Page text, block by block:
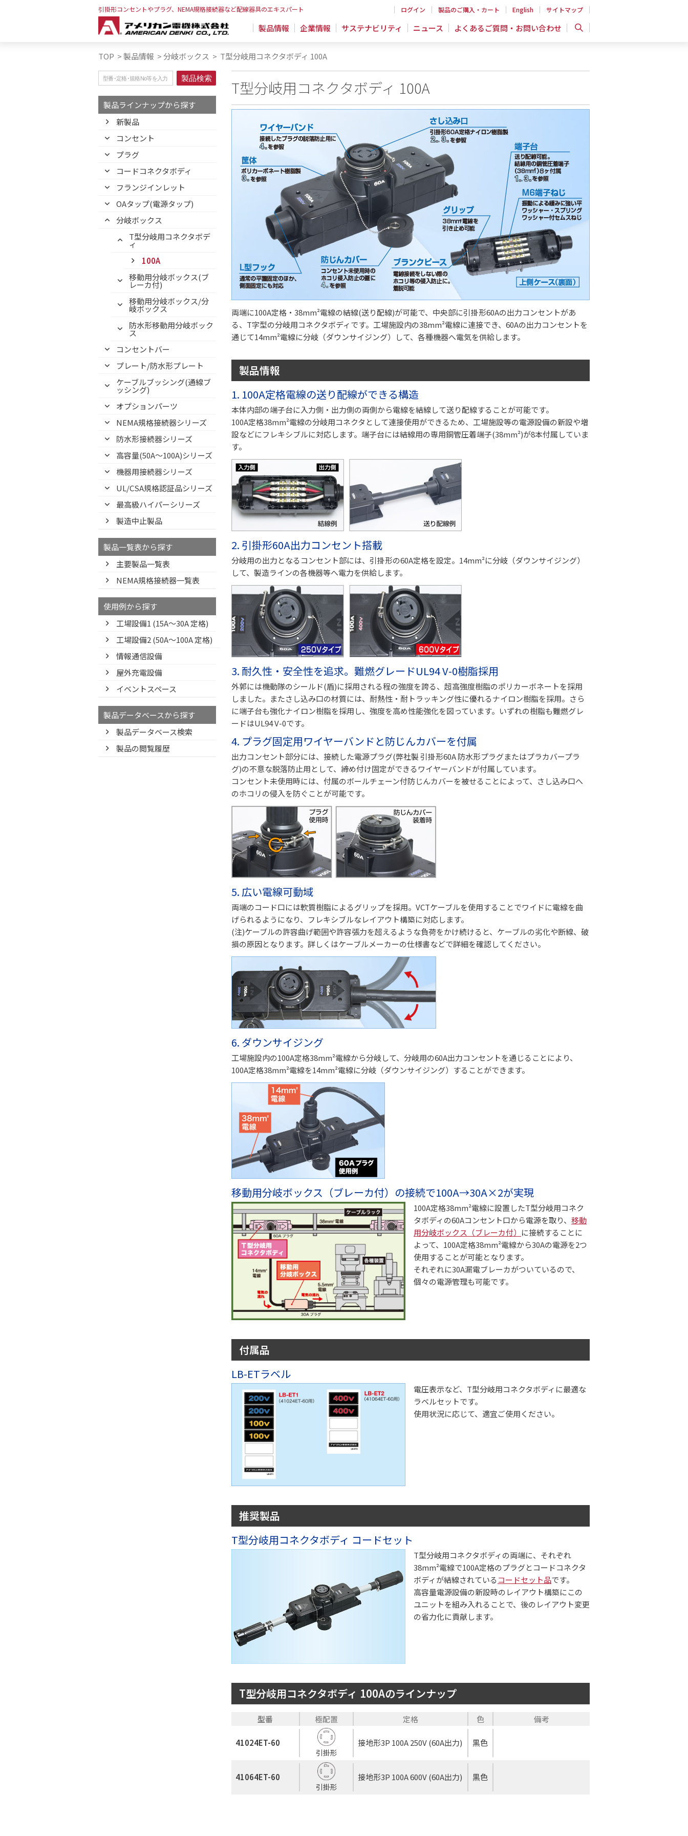
引掛形コンセントやプラグ、NEMA規格接続器など配線器具のエキスパート ログイン 製品のご購入・カート English サイトマップ
製品情報 企業情報 サステナビリティ ニュース よくあるご質問・お問い合わせ
TOP >製品情報 >分岐ボックス > T型分岐用コネクタボディ 100A
製品ラインナップから探す
新製品
コンセント
プラグ
コードコネクタボディ
フランジインレット
OAタップ(電源タップ)
分岐ボックス
T型分岐用コネクタボデ
ィ
100A
移動用分岐ボックス(ブ
レーカ付)
移動用分岐ボックス/分
岐ボックス
防水形移動用分岐ボック
ス
コンセントバー
プレート/防水形プレート
ケーブルブッシング(通線ブ
ッシング)
オプションパーツ
NEMA規格接続器シリーズ
防水形接続器シリーズ
高容量(50A～100A)シリーズ
機器用接続器シリーズ
UL/CSA規格認証品シリーズ
最高級ハイパーシリーズ
製造中止製品
製品一覧表から探す
主要製品一覧表
NEMA規格接続器一覧表
使用例から探す
工場設備1 (15A〜30A 定格)
工場設備2 (50A〜100A 定格)
情報通信設備
屋外充電設備
イベントスペース
製品データベースから探す
製品データベース検索
製品の閲覧履歴
T型分岐用コネクタボディ 100A
両端に100A定格・38mm²電線の結線(送り配線)が可能で、中央部に引掛形60Aの出力コンセントがあ
る、T字型の分岐用コネクタボディです。工場施設内の38mm²電線に連接でき、60Aの出力コンセントを
通じて14mm²電線に分岐（ダウンサイジング）して、各種機器へ電気を供給します。
製品情報
1. 100A定格電線の送り配線ができる構造
本体内部の端子台に入力側・出力側の両側から電線を結線して送り配線することが可能です。
100A定格38mm²電線の分岐用コネクタとして連接使用ができるため、工場施設等の電源設備の新設や増
設などにフレキシブルに対応します。端子台には結線用の専用銅管圧着端子(38mm²)が8本付属していま
す。
2. 引掛形60A出力コンセント搭載
分岐用の出力となるコンセント部には、引掛形の60A定格を設定。14mm²に分岐（ダウンサイジング）
して、製造ラインの各機器等へ電力を供給します。
3. 耐久性・安全性を追求。難燃グレードUL94 V-0樹脂採用
外郭には機動隊のシールド(盾)に採用される程の強度を誇る、超高強度樹脂のポリカーボネートを採用
しました。またさし込み口の材質には、耐熱性・耐トラッキング性に優れるナイロン樹脂を採用。さら
に端子台も強化ナイロン樹脂を採用し、強度を高め性能強化を図っています。いずれの樹脂も難燃グレ
ードはUL94 V-0です。
4. プラグ固定用ワイヤーバンドと防じんカバーを付属
出力コンセント部分には、接続した電源プラグ(弊社製 引掛形60A 防水形プラグまたはプラカバープラ
グ)の不意な脱落防止用として、締め付け固定ができるワイヤーバンドが付属しています。
コンセント未使用時には、付属のボールチェーン付防じんカバーを被せることによって、さし込み口へ
のホコリの侵入を防ぐことが可能です。
5. 広い電線可動域
両端のコード口には軟質樹脂によるグリップを採用。VCTケーブルを使用することでワイドに電線を曲
げられるようになり、フレキシブルなレイアウト構築に対応します。
(注)ケーブルの許容曲げ範囲や許容張力を超えるような負荷をかけ続けると、ケーブルの劣化や断線、破
損の原因となります。詳しくはケーブルメーカーの仕様書などで詳細を確認してください。
6. ダウンサイジング
工場施設内の100A定格38mm²電線から分岐して、分岐用の60A出力コンセントを通じることにより、
100A定格38mm²電線を14mm²電線に分岐（ダウンサイジング）することができます。
移動用分岐ボックス（ブレーカ付）の接続で100A→30A×2が実現
100A定格38mm²電線に設置したT型分岐用コネク
タボディの60Aコンセント口から電源を取り、 移動
用分岐ボックス（ブレーカ付） に接続することに
よって、100A定格38mm²電線から30Aの電源を2つ
使用することが可能となります。
それぞれに30A漏電ブレーカがついているので、
個々の電源管理も可能です。
付属品
LB-ETラベル
電圧表示など、T型分岐用コネクタボディに最適な
ラベルセットです。
使用状況に応じて、適宜ご使用ください。
推奨製品
T型分岐用コネクタボディ コードセット
T型分岐用コネクタボディの両端に、それぞれ
38mm²電線で100A定格のプラグとコードコネクタ
ボディが結線されている コードセット品です。
高容量電源設備の新設時のレイアウト構築にこの
ユニットを組み入れることで、後のレイアウト変更
の省力化に貢献します。
T型分岐用コネクタボディ 100Aのラインナップ
型番 極配置 定格 色 備考
41024ET-60
引掛形
接地形3P 100A 250V (60A出力) 黒色
41064ET-60
引掛形
接地形3P 100A 600V (60A出力) 黒色